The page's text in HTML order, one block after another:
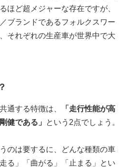
ほど超メジャーな存在ですが、
ブランドであるフォルクスワー
それぞれの生産車が世界中で大
通する特徴は、
「走行性能が高
健である」 という2点でしょう。
のは要するに、どんな種類の車
る」「曲がる」「止まる」とい